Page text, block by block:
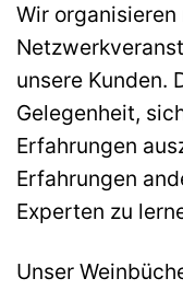
Wir
unsere Kunden.
Gelegenheit,
Erfahrungen
Erfahrungen
Experten zu
Unser